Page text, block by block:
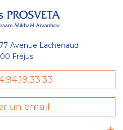
Avenue Lachenaud
Fréjus
un email